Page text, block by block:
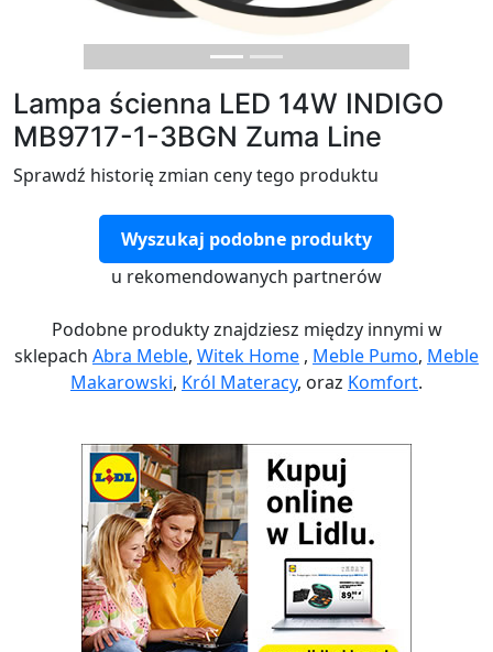
Lampa ścienna LED 14W INDIGO
MB9717-1-3BGN Zuma Line
Sprawdź historię zmian ceny tego produktu
Wyszukaj podobne produkty
u rekomendowanych partnerów
Podobne produkty znajdziesz między innymi w
sklepach Abra Meble, Witek Home , Meble Pumo, Meble
Makarowski, Król Materacy, oraz Komfort.